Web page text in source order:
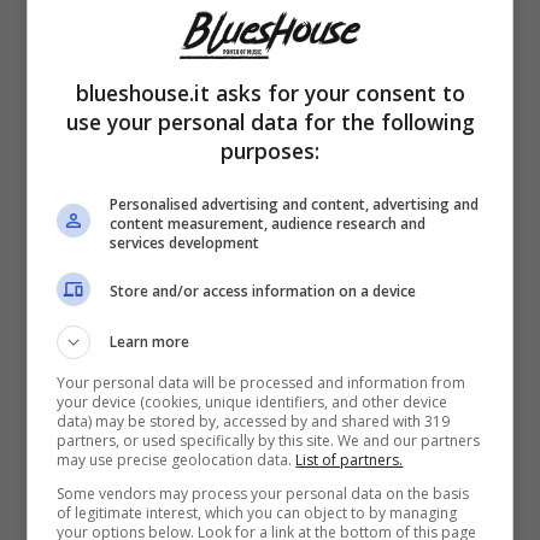
Partiamo subito dicendo che durante i mesi
di luglio e agosto Mahmoodfarà visita nei
principali festival con il suoSummer Tour
prodotto da Friends & Partners. Poi non è
finita qui perché ci sarà un vero e proprio
blueshouse.it asks for your consent to
use your personal data for the following
purposes:
Personalised advertising and content, advertising and
content measurement, audience research and
services development
Store and/or access information on a device
Learn more
Your personal data will be processed and information from
your device (cookies, unique identifiers, and other device
data) may be stored by, accessed by and shared with 319
partners, or used specifically by this site. We and our partners
may use precise geolocation data. List of partners.
Some vendors may process your personal data on the basis
of legitimate interest, which you can object to by managing
your options below. Look for a link at the bottom of this page